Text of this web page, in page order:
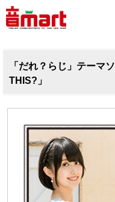
「だれ？らじ」テー
THIS?」